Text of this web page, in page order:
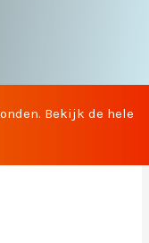
Bekijk de hele